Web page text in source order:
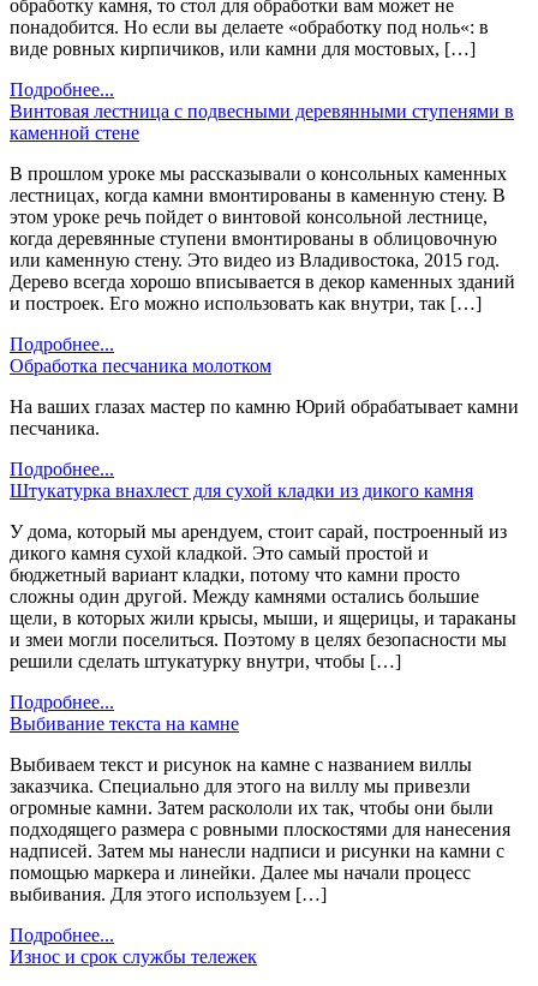
обработку камня, то стол для обработки вам может не
понадобится. Но если вы делаете «обработку под ноль«: в
виде ровных кирпичиков, или камни для мостовых, […]
Подробнее...
Винтовая лестница с подвесными деревянными ступенями в
каменной стене
В прошлом уроке мы рассказывали о консольных каменных
лестницах, когда камни вмонтированы в каменную стену. В
этом уроке речь пойдет о винтовой консольной лестнице,
когда деревянные ступени вмонтированы в облицовочную
или каменную стену. Это видео из Владивостока, 2015 год.
Дерево всегда хорошо вписывается в декор каменных зданий
и построек. Его можно использовать как внутри, так […]
Подробнее...
Обработка песчаника молотком
На ваших глазах мастер по камню Юрий обрабатывает камни
песчаника.
Подробнее...
Штукатурка внахлест для сухой кладки из дикого камня
У дома, который мы арендуем, стоит сарай, построенный из
дикого камня сухой кладкой. Это самый простой и
бюджетный вариант кладки, потому что камни просто
сложны один другой. Между камнями остались большие
щели, в которых жили крысы, мыши, и ящерицы, и тараканы
и змеи могли поселиться. Поэтому в целях безопасности мы
решили сделать штукатурку внутри, чтобы […]
Подробнее...
Выбивание текста на камне
Выбиваем текст и рисунок на камне с названием виллы
заказчика. Специально для этого на виллу мы привезли
огромные камни. Затем раскололи их так, чтобы они были
подходящего размера с ровными плоскостями для нанесения
надписей. Затем мы нанесли надписи и рисунки на камни с
помощью маркера и линейки. Далее мы начали процесс
выбивания. Для этого используем […]
Подробнее...
Износ и срок службы тележек